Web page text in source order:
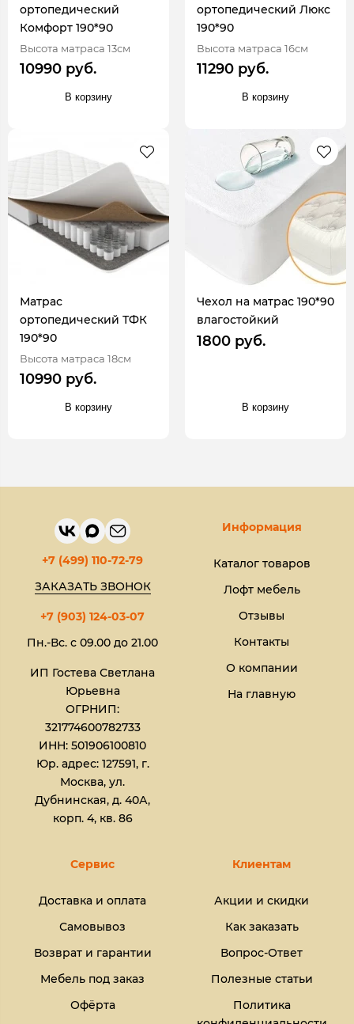
ортопедический
Комфорт 190*90
Высота матраса 13см
10990 руб.
В корзину
ортопедический Люкс
190*90
Высота матраса 16см
11290 руб.
В корзину
Матрас
ортопедический ТФК
190*90
Высота матраса 18см
10990 руб.
В корзину
Чехол на матрас 190*90
влагостойкий
1800 руб.
В корзину
+7 (499) 110-72-79
ЗАКАЗАТЬ ЗВОНОК
+7 (903) 124-03-07
Пн.-Вс. с 09.00 до 21.00
ИП Гостева Светлана
Юрьевна​
ОГРНИП:
321774600782733
ИНН: 501906100810
Юр. адрес: 127591, г.
Москва, ул.
Дубнинская, д. 40А,
корп. 4, кв. 86
Информация
Каталог товаров
Лофт мебель
Отзывы
Контакты
О компании
На главную
Сервис
Доставка и оплата
Самовывоз
Возврат и гарантии
Мебель под заказ
Офёрта
Клиентам
Акции и скидки
Как заказать
Вопрос-Ответ
Полезные статьи
Политика